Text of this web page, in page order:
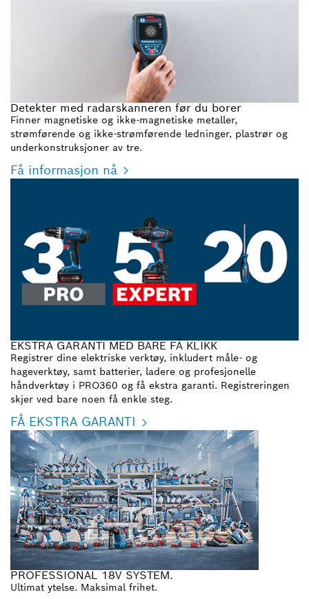
Detekter med radarskanneren før du borer
Finner magnetiske og ikke-magnetiske metaller,
strømførende og ikke-strømførende ledninger, plastrør og
underkonstruksjoner av tre.
Få informasjon nå
EKSTRA GARANTI MED BARE FÅ KLIKK
Registrer dine elektriske verktøy, inkludert måle- og
hageverktøy, samt batterier, ladere og profesjonelle
håndverktøy i PRO360 og få ekstra garanti. Registreringen
skjer ved bare noen få enkle steg.
FÅ EKSTRA GARANTI
PROFESSIONAL 18V SYSTEM.
Ultimat ytelse. Maksimal frihet.